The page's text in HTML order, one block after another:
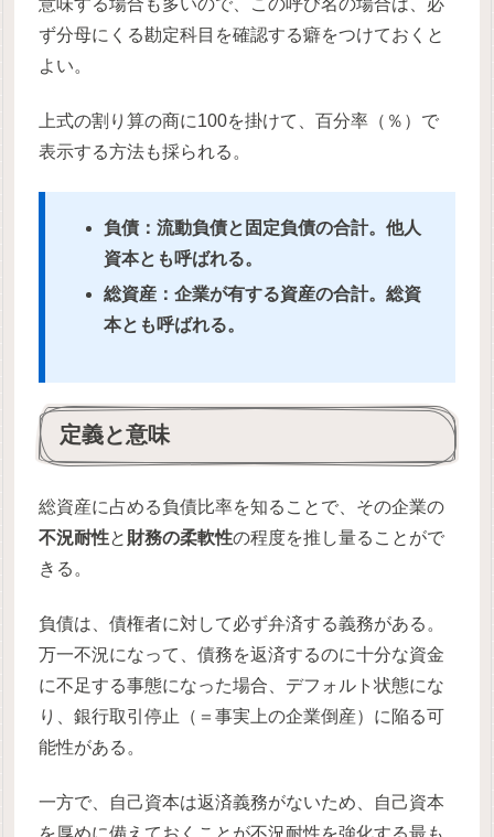
ず分母にくる勘定科目を確認する癖をつけておくと
よい。
上式の割り算の商に100を掛けて、百分率（％）で
表示する方法も採られる。
負債：流動負債と固定負債の合計。他人
資本とも呼ばれる。
総資産：企業が有する資産の合計。総資
本とも呼ばれる。
定義と意味
総資産に占める負債比率を知ることで、その企業の
不況耐性と 財務の柔軟性の程度を推し量ることがで
きる。
負債は、債権者に対して必ず弁済する義務がある。
万一不況になって、債務を返済するのに十分な資金
に不足する事態になった場合、デフォルト状態にな
り、銀行取引停止（＝事実上の企業倒産）に陥る可
能性がある。
一方で、自己資本は返済義務がないため、自己資本